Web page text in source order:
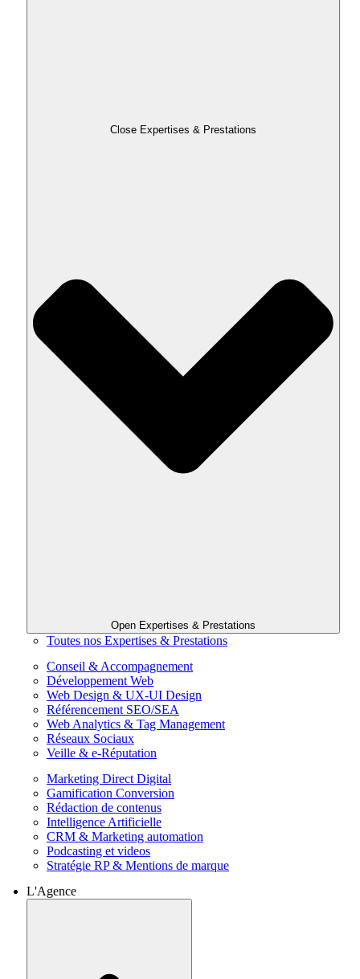
Close Expertises & Prestations
Open Expertises & Prestations
Toutes nos Expertises & Prestations
Conseil & Accompagnement
Développement Web
Web Design & UX-UI Design
Référencement SEO/SEA
Web Analytics & Tag Management
Réseaux Sociaux
Veille & e-Réputation
Marketing Direct Digital
Gamification Conversion
Rédaction de contenus
Intelligence Artificielle
CRM & Marketing automation
Podcasting et videos
Stratégie RP & Mentions de marque
L'Agence